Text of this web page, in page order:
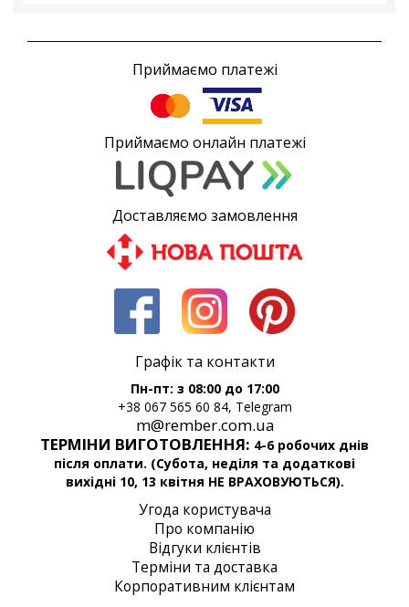
Приймаємо платежі
Приймаємо онлайн платежі
Доставляємо замовлення
Графік та контакти
Пн-пт: з 08:00 до 17:00
+38 067 565 60 84, Telegram
m@rember.com.ua
ТЕРМІНИ ВИГОТОВЛЕННЯ: 4-6 робочих днів
після оплати. (Субота, неділя та додаткові
вихідні 10, 13 квітня НЕ ВРАХОВУЮТЬСЯ).
Угода користувача
Про компанію
Відгуки клієнтів
Терміни та доставка
Корпоративним клієнтам